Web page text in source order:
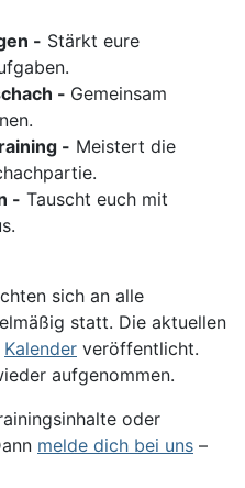
- Stärkt eure
- Gemeinsam
- Meistert die
- Tauscht euch mit
sich an alle
statt. Die aktuellen
Kalender veröffentlicht.
aufgenommen.
oder
melde dich bei uns –